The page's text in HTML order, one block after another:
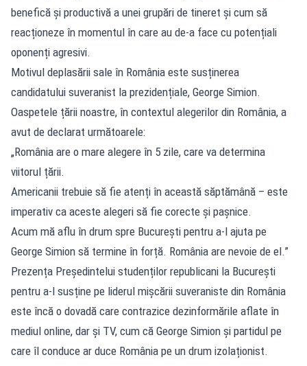
benefică și productivă a unei grupări de tineret și cum să
reacționeze în momentul în care au de-a face cu potențiali
oponenți agresivi.
Motivul deplasării sale în România este susținerea
candidatului suveranist la prezidențiale, George Simion.
Oaspetele țării noastre, în contextul alegerilor din România, a
avut de declarat următoarele:
„România are o mare alegere în 5 zile, care va determina
viitorul țării.
Americanii trebuie să fie atenți în această săptămână – este
imperativ ca aceste alegeri să fie corecte și pașnice.
Acum mă aflu în drum spre București pentru a-l ajuta pe
George Simion să termine în forță. România are nevoie de el.”
Prezența Președintelui studenților republicani la București
pentru a-l susține pe liderul mișcării suveraniste din România
este încă o dovadă care contrazice dezinformările aflate în
mediul online, dar și TV, cum că George Simion și partidul pe
care îl conduce ar duce România pe un drum izolaționist.